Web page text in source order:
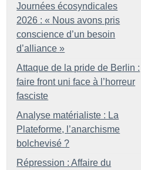
Journées écosyndicales
2026 : « Nous avons pris
conscience d’un besoin
d’alliance »
Attaque de la pride de Berlin :
faire front uni face à l’horreur
fasciste
Analyse matérialiste : La
Plateforme, l’anarchisme
bolchevisé ?
Répression : Affaire du